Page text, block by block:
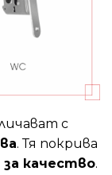
с
. Тя покрива
качество.